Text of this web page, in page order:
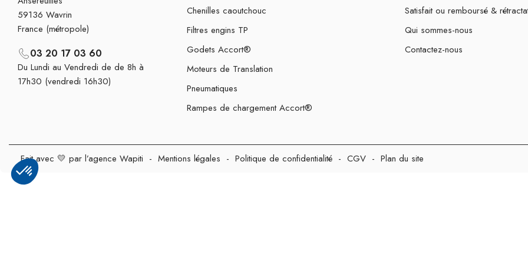
59136 Wavrin
France (métropole)
03 20 17 03 60
Du Lundi au Vendredi de de 8h à
17h30 (vendredi 16h30)
Chenilles caoutchouc
Filtres engins TP
Godets Accort®
Moteurs de Translation
Pneumatiques
Rampes de chargement Accort®
Satisfait ou remboursé &
Qui sommes-nous
Contactez-nous
Fait avec 💛 par l’agence Wapiti - Mentions légales - Politique de confidentialité - CGV - Plan du site